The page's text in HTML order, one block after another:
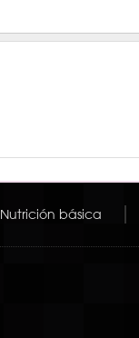
Nutrición básica